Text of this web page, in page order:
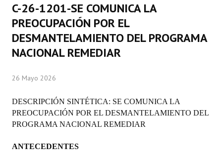
Integrantes del Concejo
Comisiones Permanentes
Comisiones Especiales
Concejales Mandato Cumplido
Programas
LEGISLACIÓN
Constitución Nacional
C-26-1201-SE COMUNICA LA
PREOCUPACIÓN POR EL
DESMANTELAMIENTO DEL PROGRAMA
NACIONAL REMEDIAR
26 Mayo 2026
DESCRIPCIÓN SINTÉTICA: SE COMUNICA LA
PREOCUPACIÓN POR EL DESMANTELAMIENTO DEL
PROGRAMA NACIONAL REMEDIAR
ANTECEDENTES